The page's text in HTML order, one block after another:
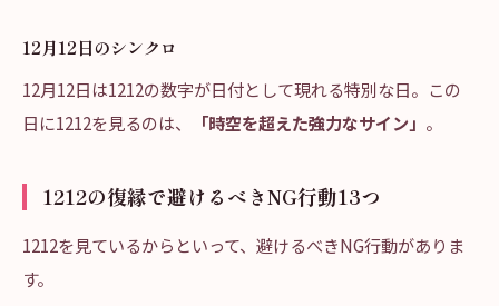
12月12日のシンクロ
12月12日は1212の数字が日付として現れる特別な日。この
日に1212を見るのは、
「時空を超えた強力なサイン」 。
1212の復縁で避けるべきNG行動13つ
1212を見ているからといって、避けるべきNG行動がありま
す。